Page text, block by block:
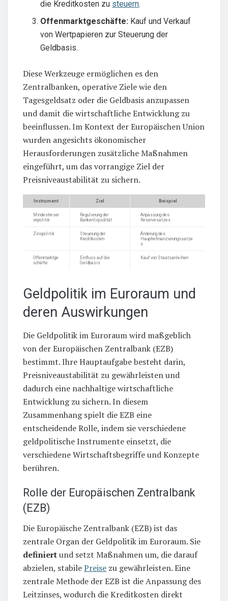
die Kreditkosten zu steuern.
Offenmarktgeschäfte: Kauf und Verkauf
von Wertpapieren zur Steuerung der
Geldbasis.
Diese Werkzeuge ermöglichen es den
Zentralbanken, operative Ziele wie den
Tagesgeldsatz oder die Geldbasis anzupassen
und damit die wirtschaftliche Entwicklung zu
beeinflussen. Im Kontext der Europäischen Union
wurden angesichts ökonomischer
Herausforderungen zusätzliche Maßnahmen
eingeführt, um das vorrangige Ziel der
Preisniveaustabilität zu sichern.
Instrument Ziel Beispiel
Mindestreser
vepolitik
Regulierung der
Bankenliquidität
Anpassung des
Reservesatzes
Zinspolitik
Steuerung der
Kreditkosten
Änderung des
Hauptrefinanzierungssatze
s
Offenmarktge
schäfte
Einfluss auf die
Geldbasis
Kauf von Staatsanleihen
Geldpolitik im Euroraum und
deren Auswirkungen
Die Geldpolitik im Euroraum wird maßgeblich
von der Europäischen Zentralbank (EZB)
bestimmt. Ihre Hauptaufgabe besteht darin,
Preisniveaustabilität zu gewährleisten und
dadurch eine nachhaltige wirtschaftliche
Entwicklung zu sichern. In diesem
Zusammenhang spielt die EZB eine
entscheidende Rolle, indem sie verschiedene
geldpolitische Instrumente einsetzt, die
verschiedene Wirtschaftsbegriffe und Konzepte
berühren.
Rolle der Europäischen Zentralbank
(EZB)
Die Europäische Zentralbank (EZB) ist das
zentrale Organ der Geldpolitik im Euroraum. Sie
definiertund setzt Maßnahmen um, die darauf
abzielen, stabilePreise zu gewährleisten. Eine
zentrale Methode der EZB ist die Anpassung des
Leitzinses, wodurch die Kreditkosten direkt